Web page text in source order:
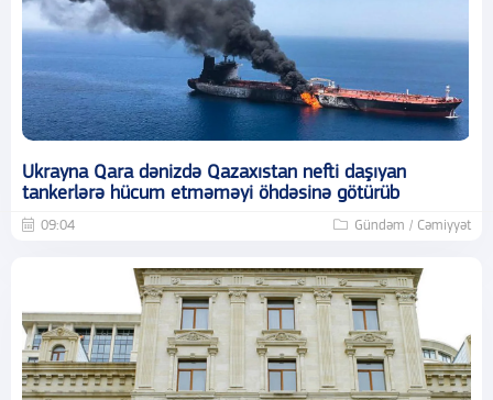
Ukrayna Qara dənizdə Qazaxıstan nefti daşıyan
tankerlərə hücum etməməyi öhdəsinə götürüb
09:04 Gündəm / Cəmiyyət